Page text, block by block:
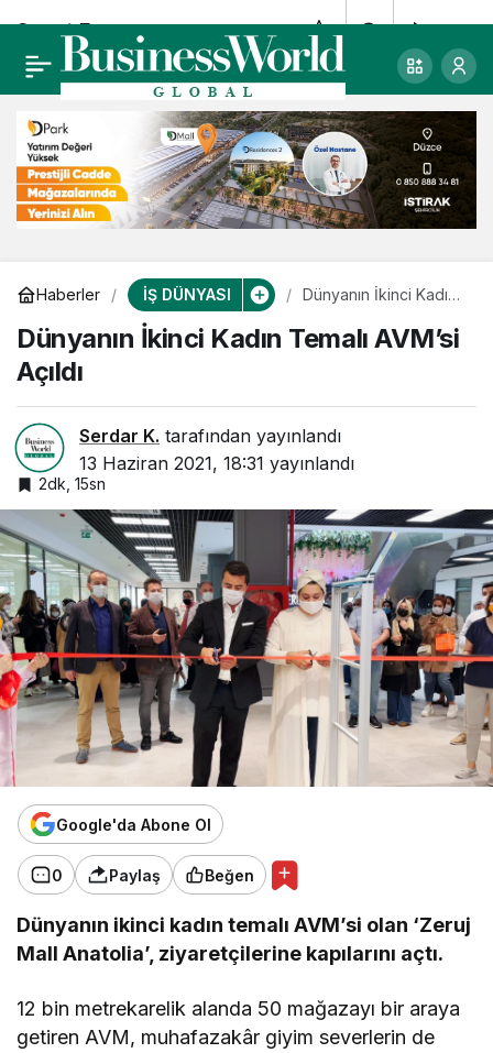
Haberler İŞ DÜNYASI
Dünyanın İkinci Kadın
Dünyanın İkinci Kadın Temalı AVM’si
Açıldı
Serdar K. tarafından yayınlandı
13 Haziran 2021, 18:31 yayınlandı
2dk, 15sn
Google'da Abone Ol
0 Paylaş Beğen
Dünyanın ikinci kadın temalı AVM’si olan ‘Zeruj
Mall Anatolia’, ziyaretçilerine kapılarını açtı.
12 bin metrekarelik alanda 50 mağazayı bir araya
getiren AVM, muhafazakâr giyim severlerin de
Smart Energy
Karbonsuz elektrik
üretimini tescilledi
0 Paylaş